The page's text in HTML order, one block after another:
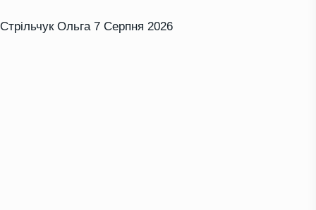
Стрільчук Ольга 7 Серпня 2026